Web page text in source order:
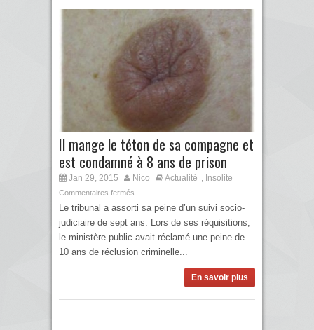
Il mange le téton de sa compagne et
est condamné à 8 ans de prison
Jan 29, 2015 Nico Actualité , Insolite
Commentaires fermés
Le tribunal a assorti sa peine d’un suivi socio-
judiciaire de sept ans. Lors de ses réquisitions,
le ministère public avait réclamé une peine de
10 ans de réclusion criminelle...
En savoir plus